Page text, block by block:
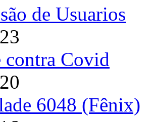
de Usuarios
contra Covid
6048 (Fênix)